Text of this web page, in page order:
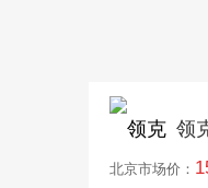
领
北京市场价：